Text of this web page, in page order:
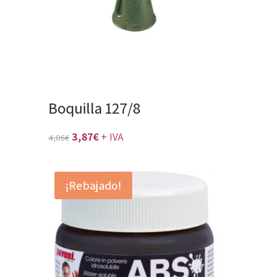
Boquilla 127/8
4,06€ El
original
era:
3,87€El
actual
es:
+ IVA
¡Rebajado!